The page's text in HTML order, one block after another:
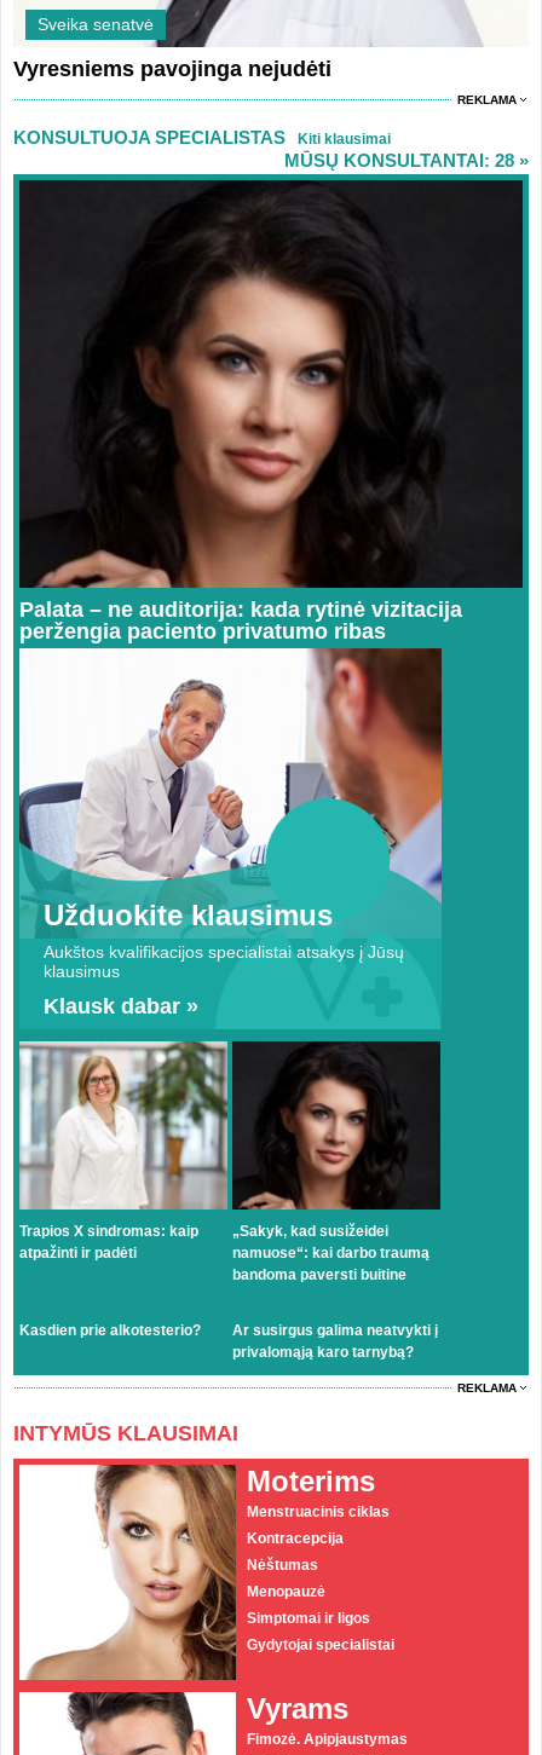
Sveika senatvė
Vyresniems pavojinga nejudėti
REKLAMA
KONSULTUOJA SPECIALISTAS Kiti klausimai
MŪSŲ KONSULTANTAI: 28 »
Palata – ne auditorija: kada rytinė vizitacija
peržengia paciento privatumo ribas
Užduokite klausimus
Aukštos kvalifikacijos specialistai atsakys į Jūsų
klausimus
Klausk dabar »
Trapios X sindromas: kaip
atpažinti ir padėti
„Sakyk, kad susižeidei
namuose“: kai darbo traumą
bandoma paversti buitine
Kasdien prie alkotesterio?
Ar susirgus galima neatvykti į
privalomąją karo tarnybą?
REKLAMA
INTYMŪS KLAUSIMAI
Moterims
Menstruacinis ciklas
Kontracepcija
Nėštumas
Menopauzė
Simptomai ir ligos
Gydytojai specialistai
Vyrams
Fimozė. Apipjaustymas